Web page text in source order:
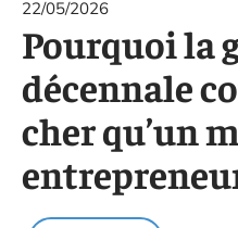
22/05/2026
Pourquoi la
décennale
cher qu’un